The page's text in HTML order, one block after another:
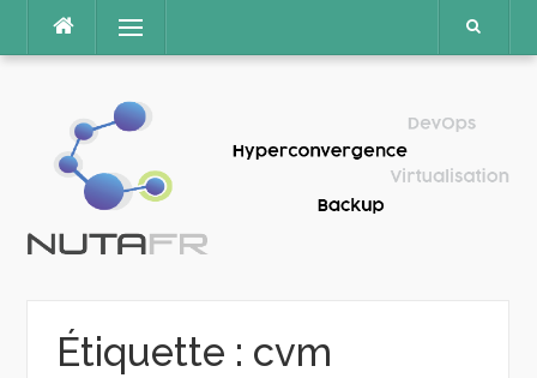
contenu
Menu
Étiquette : cvm